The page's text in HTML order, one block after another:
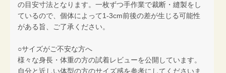
の目安寸法となります。一枚ずつ手作業で裁断・縫製をし
ているので、個体によって1-3cm前後の差が生じる可能性
がある旨、ご了承ください。
○サイズがご不安な方へ
様々な身長・体重の方の試着レビューを公開しています。
自分と近しい体型の方のサイズ感を参考にしてくださいま